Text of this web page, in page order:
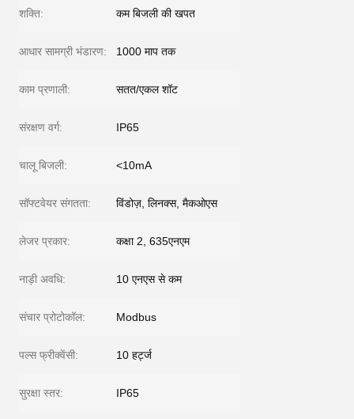
शक्ति: कम बिजली की खपत
आधार सामग्री भंडारण: 1000 माप तक
काम प्रणाली: सतत/एकल शॉट
संरक्षण वर्ग: IP65
चालू बिजली: <10mA
सॉफ्टवेयर संगतता: विंडोज़, लिनक्स, मैकओएस
लेजर प्रकार: कक्षा 2, 635एनएम
नाड़ी अवधि: 10 एनएस से कम
संचार प्रोटोकॉल: Modbus
पल्स फ्रीक्वेंसी: 10 हर्ट्ज
सुरक्षा स्तर: IP65